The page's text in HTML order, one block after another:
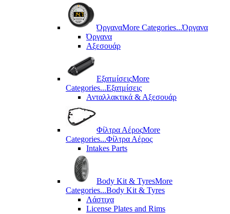
ΌργαναMore Categories...Όργανα
Όργανα
Αξεσουάρ
ΕξατμίσειςMore
Categories...Εξατμίσεις
Ανταλλακτικά & Αξεσουάρ
Φίλτρα ΑέροςMore
Categories...Φίλτρα Αέρος
Intakes Parts
Body Kit & TyresMore
Categories...Body Kit & Tyres
Λάστιχα
License Plates and Rims